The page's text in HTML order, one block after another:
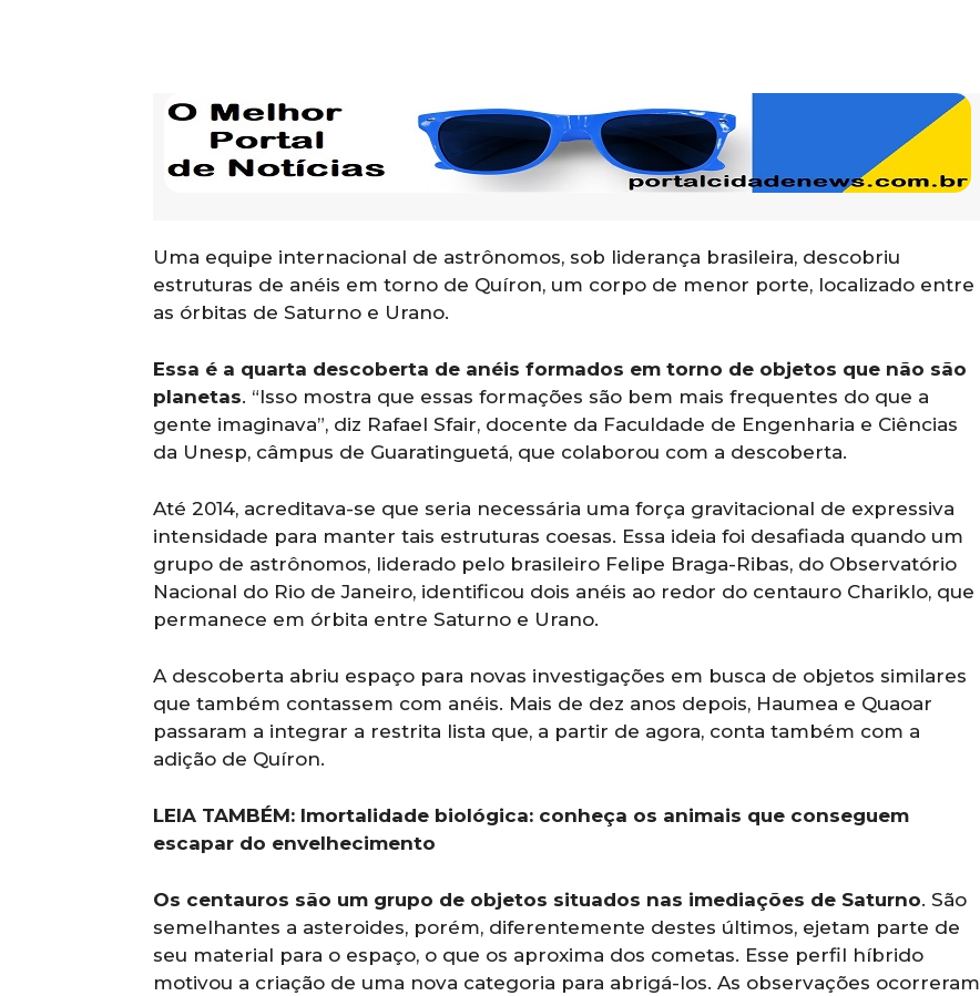
Uma equipe internacional de astrônomos, sob liderança brasileira, descobriu
estruturas de anéis em torno de Quíron, um corpo de menor porte, localizado entre
as órbitas de Saturno e Urano.
Essa é a quarta descoberta de anéis formados em torno de objetos que não são
planetas. “Isso mostra que essas formações são bem mais frequentes do que a
gente imaginava”, diz Rafael Sfair, docente da Faculdade de Engenharia e Ciências
da Unesp, câmpus de Guaratinguetá, que colaborou com a descoberta.
Até 2014, acreditava-se que seria necessária uma força gravitacional de expressiva
intensidade para manter tais estruturas coesas. Essa ideia foi desafiada quando um
grupo de astrônomos, liderado pelo brasileiro Felipe Braga-Ribas, do Observatório
Nacional do Rio de Janeiro, identificou dois anéis ao redor do centauro Chariklo, que
permanece em órbita entre Saturno e Urano.
A descoberta abriu espaço para novas investigações em busca de objetos similares
que também contassem com anéis. Mais de dez anos depois, Haumea e Quaoar
passaram a integrar a restrita lista que, a partir de agora, conta também com a
adição de Quíron.
LEIA TAMBÉM: Imortalidade biológica: conheça os animais que conseguem
escapar do envelhecimento
Os centauros são um grupo de objetos situados nas imediações de Saturno. São
semelhantes a asteroides, porém, diferentemente destes últimos, ejetam parte de
seu material para o espaço, o que os aproxima dos cometas. Esse perfil híbrido
motivou a criação de uma nova categoria para abrigá-los. As observações ocorreram